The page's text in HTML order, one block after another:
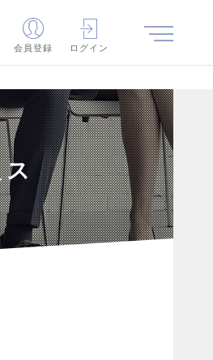
会員登録 ログイン
ス